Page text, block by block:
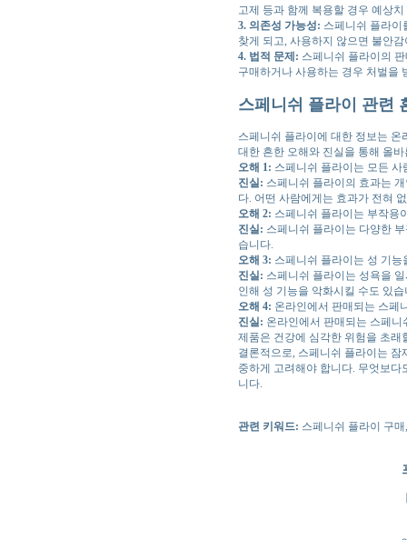
고제 등과 함께 복용할 경우 예상
3. 의존성 가능성: 스페니쉬 플라이
찾게 되고, 사용하지 않으면 불안
4. 법적 문제: 스페니쉬 플라이의
구매하거나 사용하는 경우 처벌을
스페니쉬 플라이 관련
스페니쉬 플라이에 대한 정보는
대한 흔한 오해와 진실을 통해 올
오해 1: 스페니쉬 플라이는 모든 사
진실: 스페니쉬 플라이의 효과는
다. 어떤 사람에게는 효과가 전혀
오해 2: 스페니쉬 플라이는 부작용
진실: 스페니쉬 플라이는 다양한
습니다.
오해 3: 스페니쉬 플라이는 성 기능
진실: 스페니쉬 플라이는 성욕을
인해 성 기능을 악화시킬 수도 있습
오해 4: 온라인에서 판매되는 스페
진실: 온라인에서 판매되는 스페
제품은 건강에 심각한 위험을 초래
결론적으로, 스페니쉬 플라이는
중하게 고려해야 합니다. 무엇보
니다.
관련 키워드: 스페니쉬 플라이 구